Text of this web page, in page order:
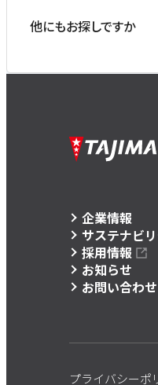
他にもお探しですか
企業情報
サステナビ
採用情報
お知らせ
お問い合わせ
プライバシーポ